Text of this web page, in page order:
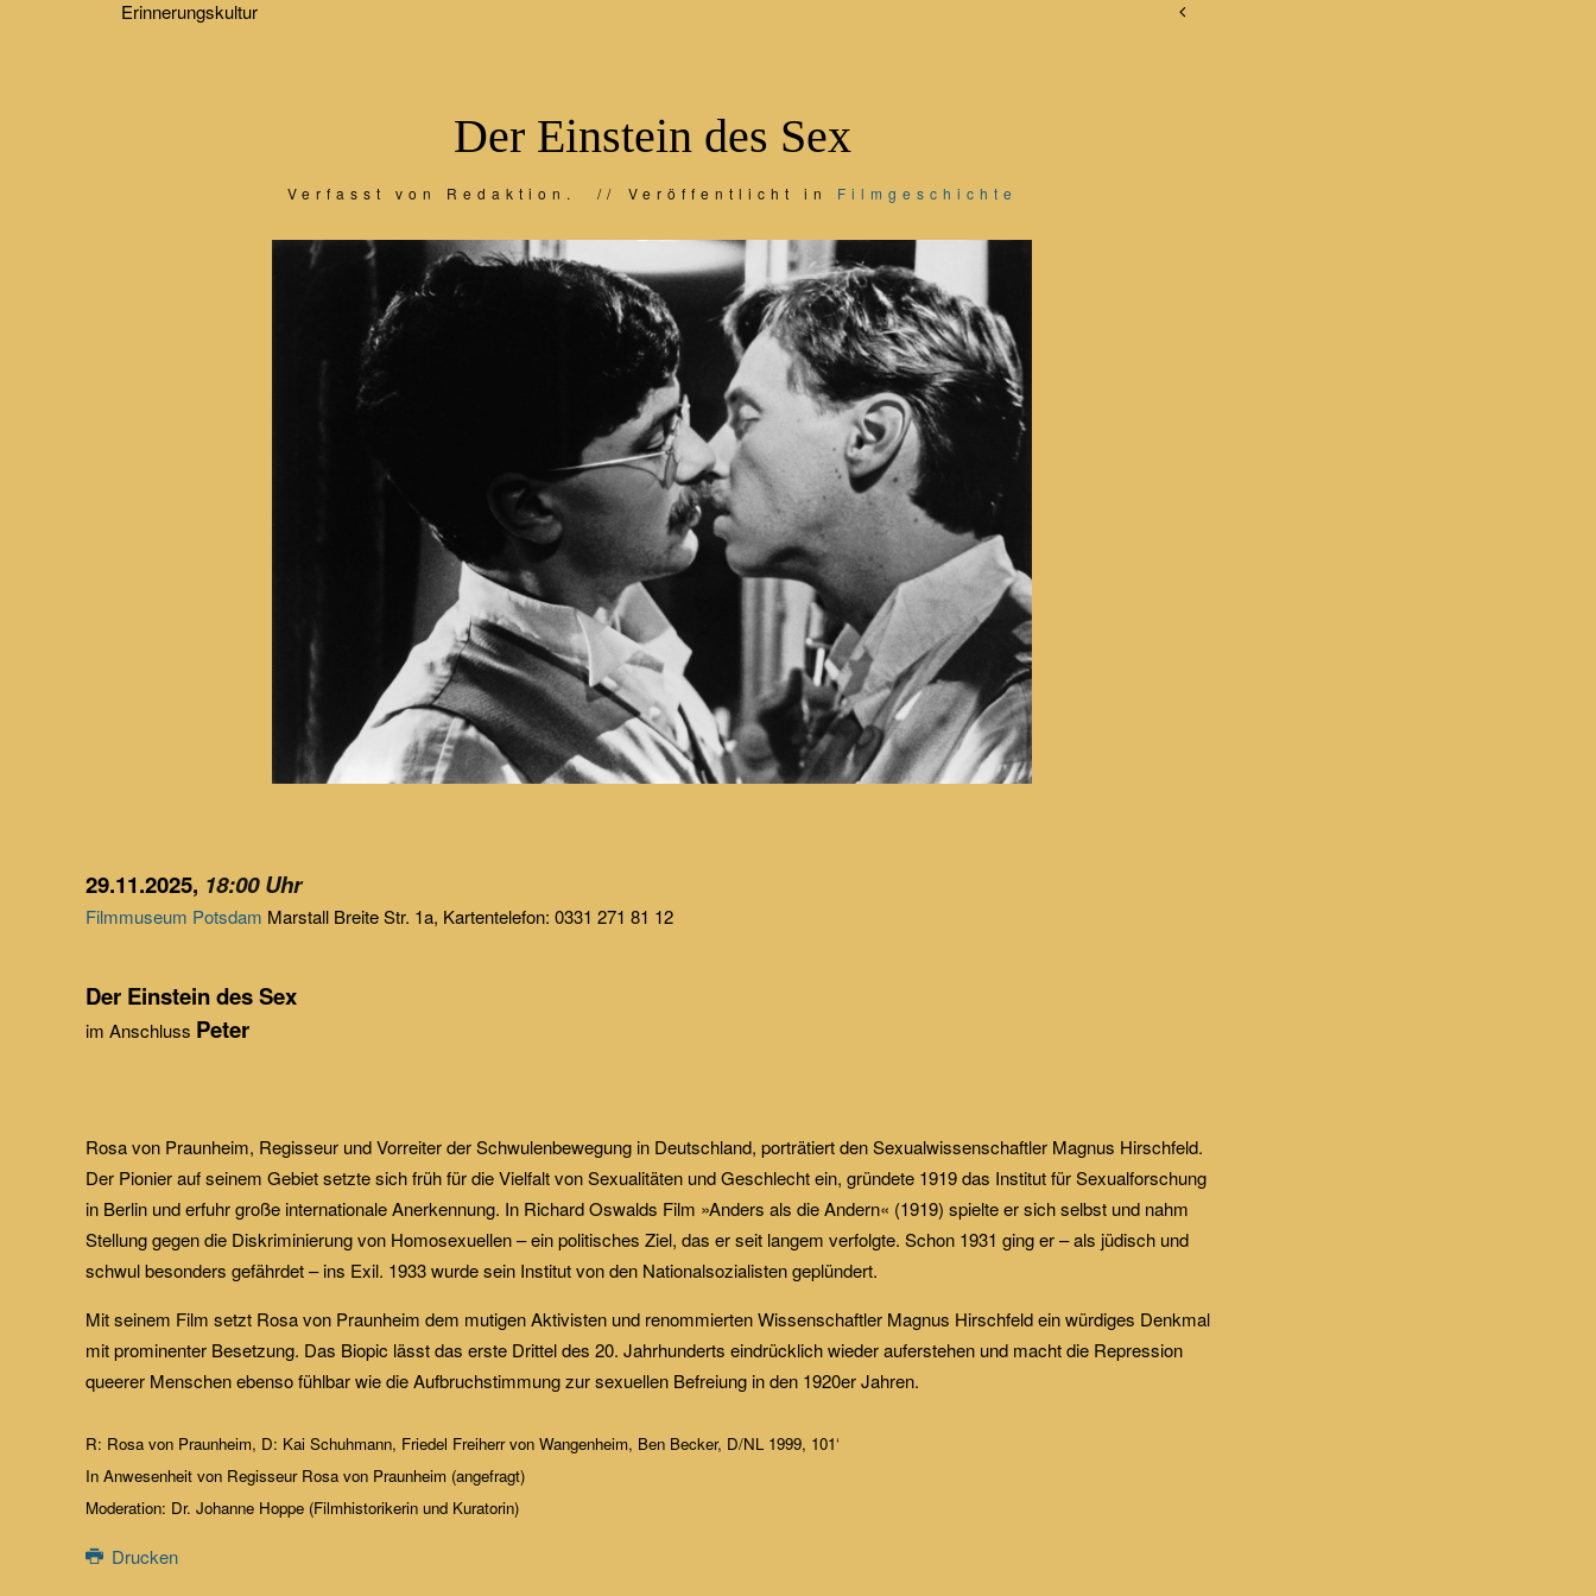
Erinnerungskultur
Der Einstein des Sex
Verfasst von Redaktion. Veröffentlicht in Filmgeschichte
29.11.2025, 18:00 Uhr
Filmmuseum Potsdam Marstall Breite Str. 1a, Kartentelefon: 0331 271 81 12
Der Einstein des Sex
im Anschluss Peter
Rosa von Praunheim, Regisseur und Vorreiter der Schwulenbewegung in Deutschland, porträtiert den Sexualwissenschaftler Magnus Hirschfeld.
Der Pionier auf seinem Gebiet setzte sich früh für die Vielfalt von Sexualitäten und Geschlecht ein, gründete 1919 das Institut für Sexualforschung
in Berlin und erfuhr große internationale Anerkennung. In Richard Oswalds Film »Anders als die Andern« (1919) spielte er sich selbst und nahm
Stellung gegen die Diskriminierung von Homosexuellen – ein politisches Ziel, das er seit langem verfolgte. Schon 1931 ging er – als jüdisch und
schwul besonders gefährdet – ins Exil. 1933 wurde sein Institut von den Nationalsozialisten geplündert.
Mit seinem Film setzt Rosa von Praunheim dem mutigen Aktivisten und renommierten Wissenschaftler Magnus Hirschfeld ein würdiges Denkmal
mit prominenter Besetzung. Das Biopic lässt das erste Drittel des 20. Jahrhunderts eindrücklich wieder auferstehen und macht die Repression
queerer Menschen ebenso fühlbar wie die Aufbruchstimmung zur sexuellen Befreiung in den 1920er Jahren.
R: Rosa von Praunheim, D: Kai Schuhmann, Friedel Freiherr von Wangenheim, Ben Becker, D/NL 1999, 101‘
In Anwesenheit von Regisseur Rosa von Praunheim (angefragt)
Moderation: Dr. Johanne Hoppe (Filmhistorikerin und Kuratorin)
Drucken